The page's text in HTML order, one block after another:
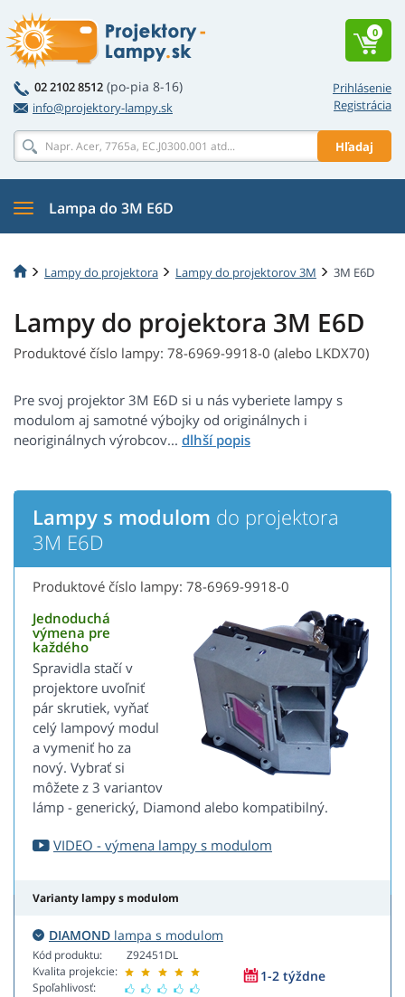
Prihlásenie
Registrácia
02 2102 8512 (po-pia 8-16)
info@projektory-lampy.sk
Hľadaj
0
Lampa do 3M E6D
Lampy do projektora Lampy do projektorov 3M 3M E6D
Lampy do projektora 3M E6D
Produktové číslo lampy: 78-6969-9918-0 (alebo LKDX70)
Pre svoj projektor 3M E6D si u nás vyberiete lampy s
modulom aj samotné výbojky od originálnych i
neoriginálnych výrobcov...
Lampy s modulom do projektora
3M E6D
Produktové číslo lampy: 78-6969-9918-0
Jednoduchá
výmena pre
každého
Spravidla stačí v
projektore uvoľniť
pár skrutiek, vyňať
celý lampový modul
a vymeniť ho za
nový. Vybrať si
môžete z 3 variantov
lámp - generický, Diamond alebo kompatibilný.
VIDEO - výmena lampy s modulom
Varianty lampy s modulom
DIAMOND lampa s modulom
Kód produktu:
Kvalita projekcie:
Spoľahlivosť:
Z92451DL
1-2 týždne